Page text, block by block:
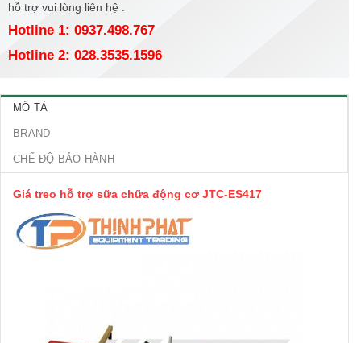
hỗ trợ vui lòng liên hệ .
Hotline 1: 0937.498.767
Hotline 2: 028.3535.1596
MÔ TẢ
BRAND
CHẾ ĐỘ BẢO HÀNH
Giá treo hỗ trợ sữa chữa động cơ JTC-ES417